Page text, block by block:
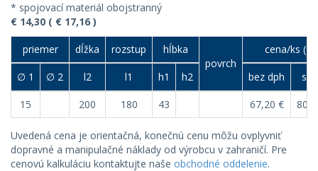
* spojovací materiál obojstranný
€ 14,30 ( € 17,16 )
priemer dĺžka rozstup
hĺbka
povrch
cena/ks (€)
∅ 1 ∅ 2 l2 l1 h1 h2 bez dph s
15 200 180 43 67,20 €
Uvedená cena je orientačná, konečnú cenu môžu ovplyvniť
dopravné a manipulačné náklady od výrobcu v zahraničí. Pre
cenovú kalkuláciu kontaktujte naše obchodné oddelenie.